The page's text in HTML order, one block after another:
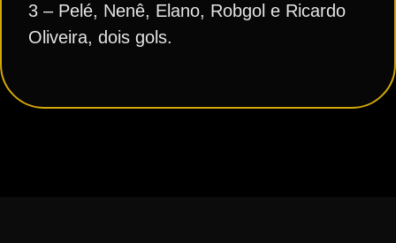
3 – Pelé, Nenê, Elano, Robgol e Ricardo
Oliveira, dois gols.